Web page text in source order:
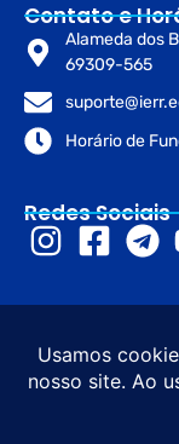
Redes Sociais
Contato e
Alameda dos
69309-565
Horário de
© 2026 Instituto
Roraima – IERR.